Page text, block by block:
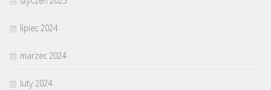
lipiec 2024
marzec 2024
luty 2024